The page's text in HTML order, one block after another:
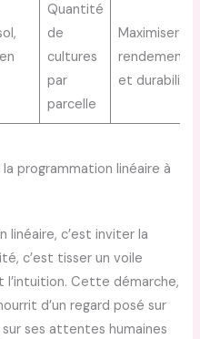
Quantité
de
cultures
par
parcelle
Maximiser
rendement
et durabilité
programmation linéaire à
linéaire, c’est inviter la
c’est tisser un voile
Cette démarche,
d’un regard posé sur
ses attentes humaines